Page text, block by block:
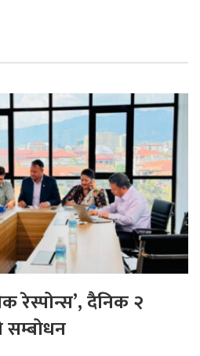
रेस्पोन्स’, दैनिक २
सम्बोधन